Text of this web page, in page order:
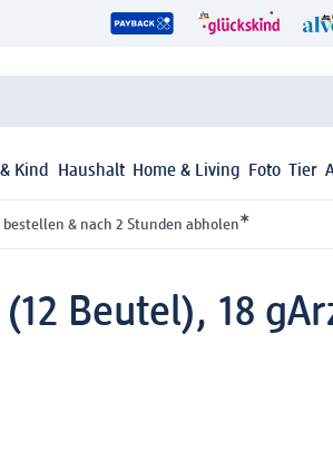
Kind Haushalt Home & Living Foto Tier
& nach 2 Stunden abholen*
Beutel), 18 g